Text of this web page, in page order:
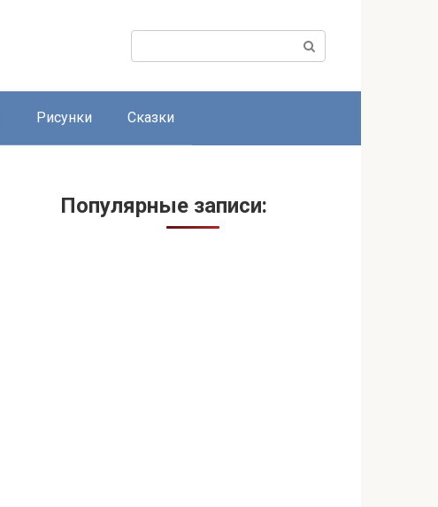
Поиск:
Рисунки Сказки
Популярные записи: